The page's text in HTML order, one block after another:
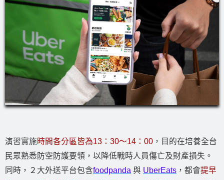
演習實施時間各分區皆為13：30～14：00 ，目的在培養全台
民眾熟悉防空防護要領，以降低戰時人員傷亡及財產損失。
同時，２大外送平台包含foodpanda 與 UberEats ，都會提早